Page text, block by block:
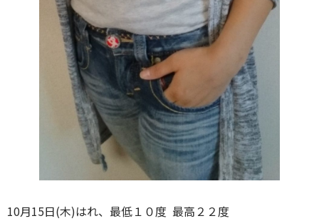
10月15日(木)はれ、最低１０度 最高２２度